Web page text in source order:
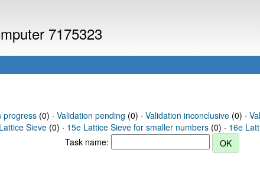
7175323
progress(0) · Validation pending (0) · Validation inconclusive(0) ·
Sieve (0) · 15e Lattice Sieve for smaller numbers (0) · 16e
Task name: